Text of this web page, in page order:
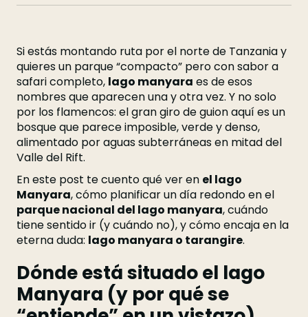
Si estás montando ruta por el norte de Tanzania y
quieres un parque “compacto” pero con sabor a
safari completo, lago manyara es de esos
nombres que aparecen una y otra vez. Y no solo
por los flamencos: el gran giro de guion aquí es un
bosque que parece imposible, verde y denso,
alimentado por aguas subterráneas en mitad del
Valle del Rift.
En este post te cuento qué ver en el lago
Manyara, cómo planificar un día redondo en el
parque nacional del lago manyara, cuándo
tiene sentido ir (y cuándo no), y cómo encaja en la
eterna duda: lago manyara o tarangire.
Dónde está situado el lago
Manyara (y por qué se